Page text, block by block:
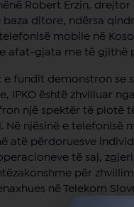
Robert Erzin,
baza ditore, ndërsa
mobile në
afat-gjata me të gjithë
e fundit demonstron
IPKO është zhvilluar
një spektër të plotë
njësinë e telefonisë
atë përdoruesve
të saj,
për
në Telekom